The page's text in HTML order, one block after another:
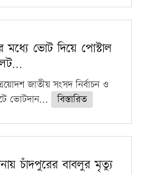
মধ্যে ভোট দিয়ে পোস্টাল
জাতীয় সংসদ নির্বাচন ও
ভোটদান...
বিস্তারিত
চাঁদপুরের বাবলুর মৃত্যু